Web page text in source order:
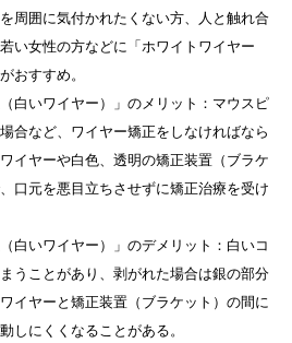
周囲に気付かれたくない方、人と触れ合
い女性の方などに「ホワイトワイヤー
おすすめ。
白いワイヤー）」のメリット：マウスピ
合など、ワイヤー矯正をしなければなら
イヤーや白色、透明の矯正装置（ブラケ
口元を悪目立ちさせずに矯正治療を受け
白いワイヤー）」のデメリット：白いコ
うことがあり、剥がれた場合は銀の部分
イヤーと矯正装置（ブラケット）の間に
しにくくなることがある。